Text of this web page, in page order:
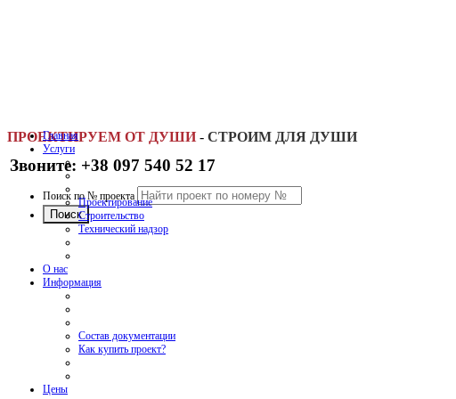
ПРОЕКТИРУЕМ ОТ ДУШИ - СТРОИМ ДЛЯ ДУШИ
Звоните: +38 097 540 52 17
Поиск по № проекта
Главная
Услуги
Проектирование
Строительство
Технический надзор
О нас
Информация
Состав документации
Как купить проект?
Цены